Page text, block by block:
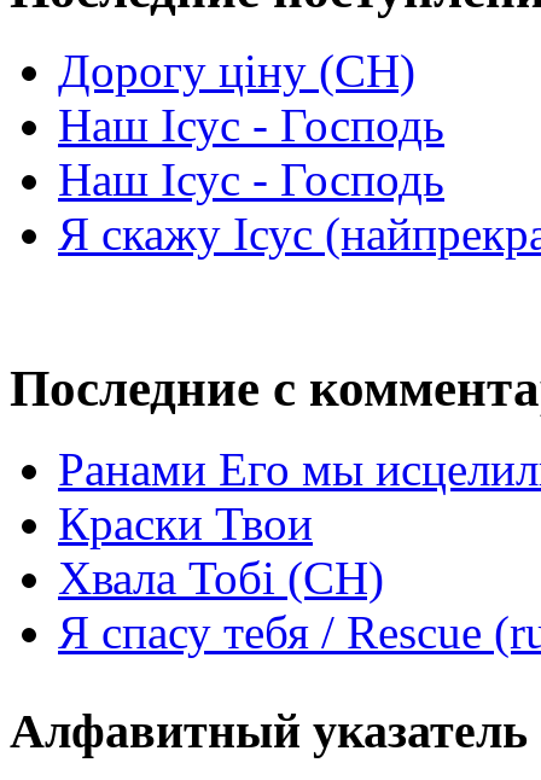
Дорогу ціну (СН)
Наш Ісус - Господь
Наш Ісус - Господь
Я скажу Ісус
Последние с
Ранами Его мы
Краски Твои
Хвала Тобі (СН)
Я спасу тебя / Rescue
Алфавитный указатель